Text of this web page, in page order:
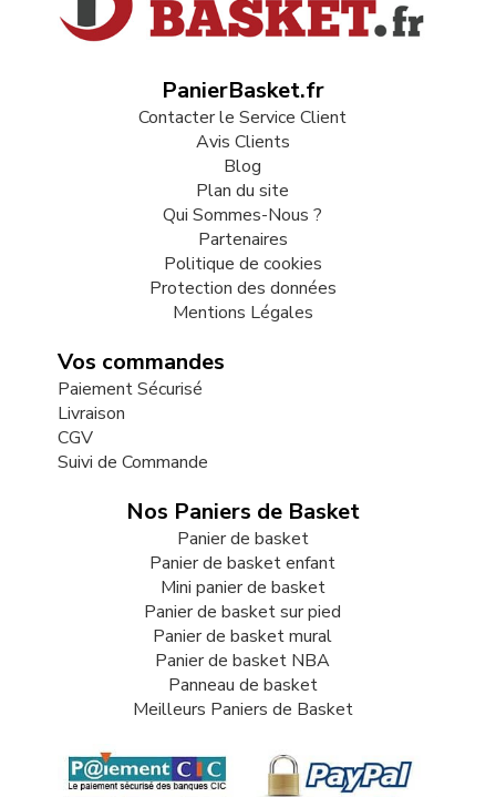
PanierBasket.fr
Contacter le Service Client
Avis Clients
Blog
Plan du site
Qui Sommes-Nous ?
Partenaires
Politique de cookies
Protection des données
Mentions Légales
Vos commandes
Paiement Sécurisé
Livraison
CGV
Suivi de Commande
Nos Paniers de Basket
Panier de basket
Panier de basket enfant
Mini panier de basket
Panier de basket sur pied
Panier de basket mural
Panier de basket NBA
Panneau de basket
Meilleurs Paniers de Basket